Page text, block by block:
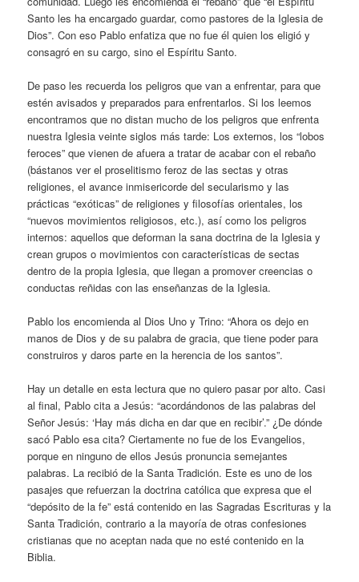
Santo les ha encargado guardar, como pastores de la Iglesia de
Dios”. Con eso Pablo enfatiza que no fue él quien los eligió y
consagró en su cargo, sino el Espíritu Santo.
De paso les recuerda los peligros que van a enfrentar, para que
estén avisados y preparados para enfrentarlos. Si los leemos
encontramos que no distan mucho de los peligros que enfrenta
nuestra Iglesia veinte siglos más tarde: Los externos, los “lobos
feroces” que vienen de afuera a tratar de acabar con el rebaño
(bástanos ver el proselitismo feroz de las sectas y otras
religiones, el avance inmisericorde del secularismo y las
prácticas “exóticas” de religiones y filosofías orientales, los
“nuevos movimientos religiosos, etc.), así como los peligros
internos: aquellos que deforman la sana doctrina de la Iglesia y
crean grupos o movimientos con características de sectas
dentro de la propia Iglesia, que llegan a promover creencias o
conductas reñidas con las enseñanzas de la Iglesia.
Pablo los encomienda al Dios Uno y Trino: “Ahora os dejo en
manos de Dios y de su palabra de gracia, que tiene poder para
construiros y daros parte en la herencia de los santos”.
Hay un detalle en esta lectura que no quiero pasar por alto. Casi
al final, Pablo cita a Jesús: “acordándonos de las palabras del
Señor Jesús: ‘Hay más dicha en dar que en recibir’.” ¿De dónde
sacó Pablo esa cita? Ciertamente no fue de los Evangelios,
porque en ninguno de ellos Jesús pronuncia semejantes
palabras. La recibió de la Santa Tradición. Este es uno de los
pasajes que refuerzan la doctrina católica que expresa que el
“depósito de la fe” está contenido en las Sagradas Escrituras y la
Santa Tradición, contrario a la mayoría de otras confesiones
cristianas que no aceptan nada que no esté contenido en la
Biblia.